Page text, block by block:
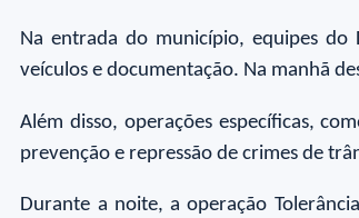
Na entrada do município, equipes do
veículos e documentação. Na manhã
Além disso, operações específicas,
prevenção e repressão de crimes de
Durante a noite, a operação